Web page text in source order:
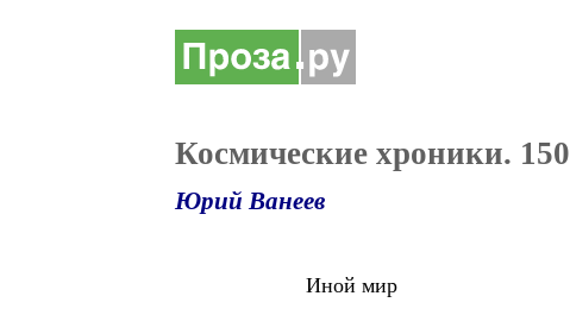
Космические хроники. 150
Юрий Ванеев
Иной мир